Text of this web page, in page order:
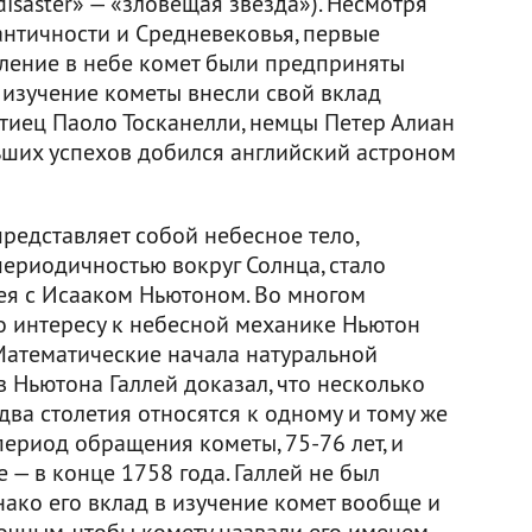
и Средневековья, первые
в небе комет были предприняты
кометы внесли свой вклад
Паоло Тосканелли, немцы Петер Алиан
успехов добился английский астроном
собой небесное тело,
вокруг Солнца, стало
с Исааком Ньютоном. Во многом
интересу к небесной механике Ньютон
начала натуральной
Галлей доказал, что несколько
столетия относятся к одному и тому же
обращения кометы, 75-76 лет, и
в конце 1758 года. Галлей не был
его вклад в изучение комет вообще и